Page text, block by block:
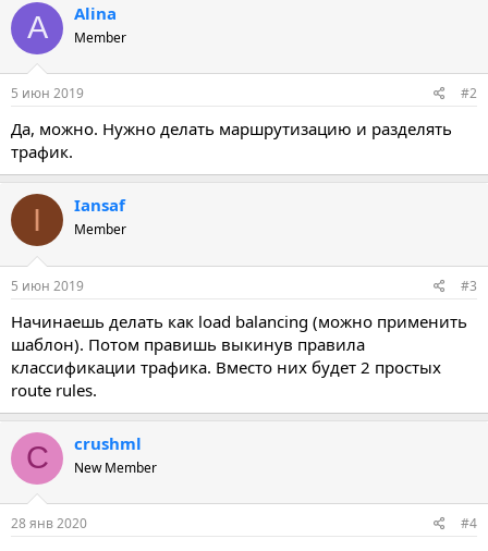
A Alina
Member
5 июн 2019 #2
Да, можно. Нужно делать маршрутизацию и разделять
трафик.
I Iansaf
Member
5 июн 2019 #3
Начинаешь делать как load balancing (можно применить
шаблон). Потом правишь выкинув правила
классификации трафика. Вместо них будет 2 простых
route rules.
C crushml
New Member
28 янв 2020 #4